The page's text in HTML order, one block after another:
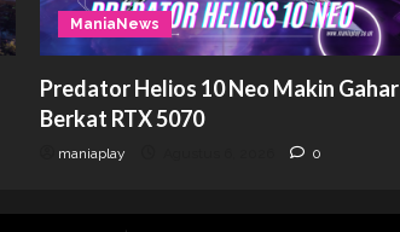
ManiaNews
Predator Helios 10 Neo Makin Gahar
Berkat RTX 5070
maniaplay 0